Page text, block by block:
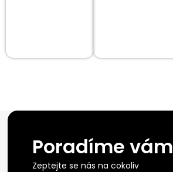
Poradíme vám
Zeptejte se nás na cokoliv